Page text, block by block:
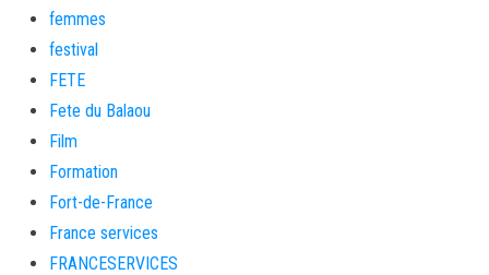
femmes
festival
FETE
Fete du Balaou
Film
Formation
Fort-de-France
France services
FRANCESERVICES